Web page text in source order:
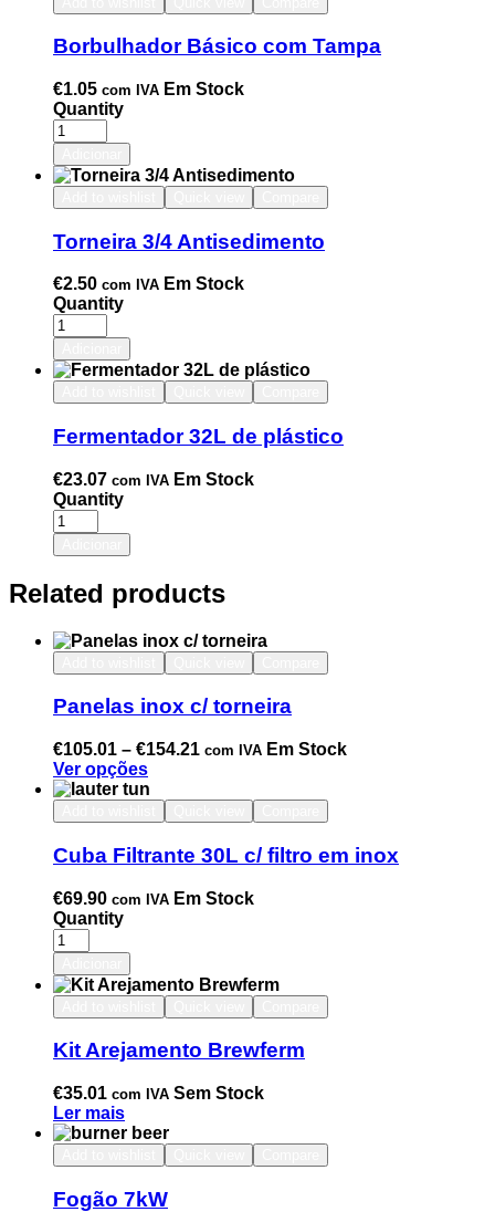
Borbulhador Básico com Tampa
€1.05 com IVA Em Stock
Quantity
Torneira 3/4 Antisedimento
€2.50 com IVA Em Stock
Quantity
Fermentador 32L de plástico
€23.07 com IVA Em Stock
Quantity
Related products
Panelas inox c/ torneira
€105.01 – €154.21 com IVA Em Stock
Ver opções
Cuba Filtrante 30L c/ filtro em inox
€69.90 com IVA Em Stock
Quantity
Kit Arejamento Brewferm
€35.01 com IVA Sem Stock
Ler mais
Fogão 7kW